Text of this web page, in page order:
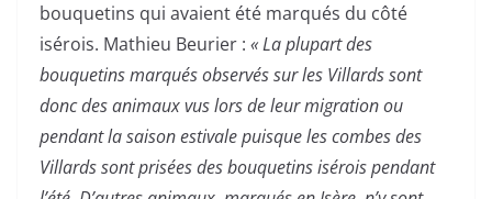
bouquetins qui avaient été marqués du côté
isérois. Mathieu Beurier : « La plupart des
bouquetins marqués observés sur les Villards sont
donc des animaux vus lors de leur migration ou
pendant la saison estivale puisque les combes des
Villards sont prisées des bouquetins isérois pendant